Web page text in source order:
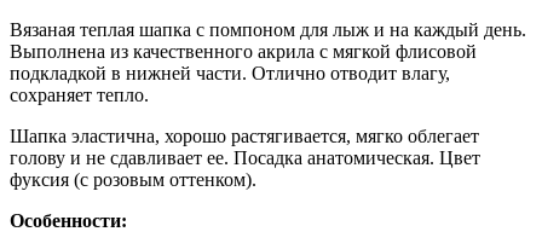
Вязаная теплая шапка с помпоном для лыж и на каждый день.
Выполнена из качественного акрила с мягкой флисовой
подкладкой в нижней части. Отлично отводит влагу,
сохраняет тепло.
Шапка эластична, хорошо растягивается, мягко облегает
голову и не сдавливает ее. Посадка анатомическая. Цвет
фуксия (с розовым оттенком).
Особенности: